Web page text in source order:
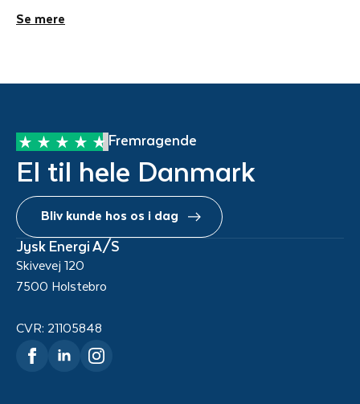
Se mere
Fremragende
El til hele Danmark
Bliv kunde hos os i dag
Jysk Energi A/S
Skivevej 120
7500 Holstebro
CVR: 21105848